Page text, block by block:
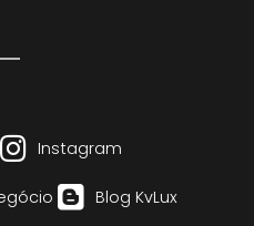
Instagram
Blog KvLux